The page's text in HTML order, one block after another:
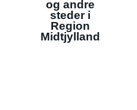
og andre
steder i
Region
Midtjylland